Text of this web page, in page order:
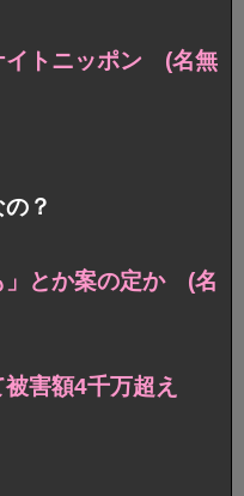
イトニッポン (名無
？
」とか案の定か (名
害額4千万超え